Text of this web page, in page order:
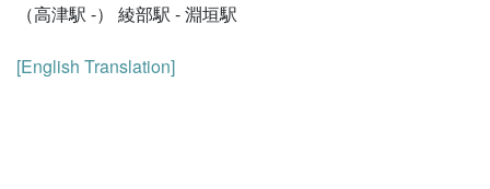
（高津駅 -） 綾部駅 - 淵垣駅
[English Translation]